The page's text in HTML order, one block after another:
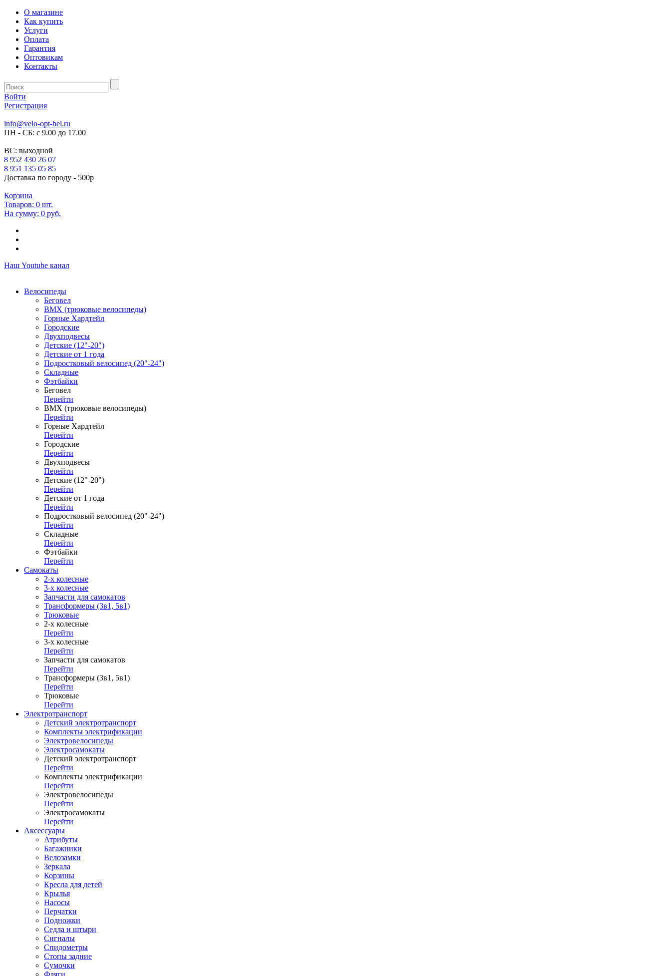
О магазине
Как купить
Услуги
Оплата
Гарантия
Оптовикам
Контакты
Войти
Регистрация
info@velo-opt-bel.ru
ПН - СБ: с 9.00 до 17.00
ВС: выходной
8 952 430 26 07
8 951 135 05 85
Доставка по городу - 500р
Корзина
Товаров: 0 шт.
На сумму: 0 руб.
Наш Youtube канал
Велосипеды
Беговел
ВМХ (трюковые велосипеды)
Горные Хардтейл
Городские
Двухподвесы
Детские (12"-20")
Детские от 1 года
Подростковый велосипед (20"-24")
Складные
Фэтбайки
Беговел
Перейти
ВМХ (трюковые велосипеды)
Перейти
Горные Хардтейл
Перейти
Городские
Перейти
Двухподвесы
Перейти
Детские (12"-20")
Перейти
Детские от 1 года
Перейти
Подростковый велосипед (20"-24")
Перейти
Складные
Перейти
Фэтбайки
Перейти
Самокаты
2-х колесные
3-х колесные
Запчасти для самокатов
Трансформеры (3в1, 5в1)
Трюковые
2-х колесные
Перейти
3-х колесные
Перейти
Запчасти для самокатов
Перейти
Трансформеры (3в1, 5в1)
Перейти
Трюковые
Перейти
Электротранспорт
Детский электротранспорт
Комплекты электрификации
Электровелосипеды
Электросамокаты
Детский электротранспорт
Перейти
Комплекты электрификации
Перейти
Электровелосипеды
Перейти
Электросамокаты
Перейти
Аксессуары
Атрибуты
Багажники
Велозамки
Зеркала
Корзины
Кресла для детей
Крылья
Насосы
Перчатки
Подножки
Седла и штыри
Сигналы
Спидометры
Стопы задние
Сумочки
Фляги